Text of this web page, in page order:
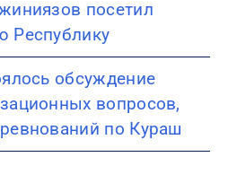
посетил
Республику
обсуждение
вопросов,
по Кураш